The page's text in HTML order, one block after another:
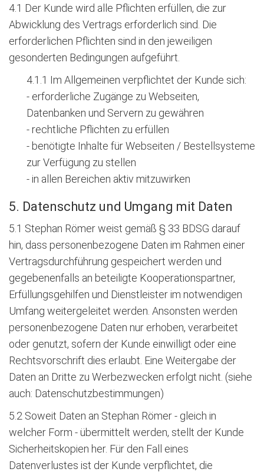
4.1 Der Kunde wird alle Pflichten erfüllen, die zur
Abwicklung des Vertrags erforderlich sind. Die
erforderlichen Pflichten sind in den jeweiligen
gesonderten Bedingungen aufgeführt.
4.1.1 Im Allgemeinen verpflichtet der Kunde sich:
- erforderliche Zugänge zu Webseiten,
Datenbanken und Servern zu gewähren
- rechtliche Pflichten zu erfüllen
- benötigte Inhalte für Webseiten / Bestellsysteme
zur Verfügung zu stellen
- in allen Bereichen aktiv mitzuwirken
5. Datenschutz und Umgang mit Daten
5.1 Stephan Römer weist gemäß § 33 BDSG darauf
hin, dass personenbezogene Daten im Rahmen einer
Vertragsdurchführung gespeichert werden und
gegebenenfalls an beteiligte Kooperationspartner,
Erfüllungsgehilfen und Dienstleister im notwendigen
Umfang weitergeleitet werden. Ansonsten werden
personenbezogene Daten nur erhoben, verarbeitet
oder genutzt, sofern der Kunde einwilligt oder eine
Rechtsvorschrift dies erlaubt. Eine Weitergabe der
Daten an Dritte zu Werbezwecken erfolgt nicht. (siehe
auch: Datenschutzbestimmungen)
5.2 Soweit Daten an Stephan Römer - gleich in
welcher Form - übermittelt werden, stellt der Kunde
Sicherheitskopien her. Für den Fall eines
Datenverlustes ist der Kunde verpflichtet, die